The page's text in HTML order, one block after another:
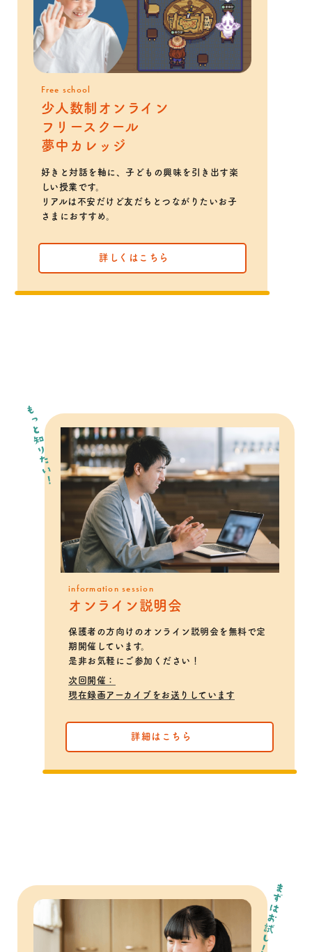
Free school
少人数制オンライン
フリースクール
夢中カレッジ
好きと対話を軸に、子どもの興味を引き出す楽
しい授業です。
リアルは不安だけど友だちとつながりたいお子
さまにおすすめ。
詳しくはこちら
information session
オンライン説明会
保護者の方向けのオンライン説明会を無料で定
期開催しています。
是非お気軽にご参加ください！
次回開催：
現在録画アーカイブをお送りしています
詳細はこちら
もっと知りたい！
まずはお試し！